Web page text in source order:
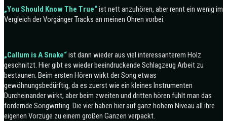
„You Should Know The True“ist nett anzuhören, aber rennt ein wenig im
Vergleich der Vorgänger Tracks an meinen Ohren vorbei.
„Callum is A Snake“ist dann wieder aus viel interessanterem Holz
geschnitzt. Hier gibt es wieder beeindruckende Schlagzeug Arbeit zu
bestaunen. Beim ersten Hören wirkt der Song etwas
gewöhnungsbedürftig, da es zuerst wie ein kleines Instrumenten
Durcheinander wirkt, aber beim zweiten und dritten hören fühlt man das
fordernde Songwriting. Die vier haben hier auf ganz hohem Niveau all ihre
eigenen Vorzüge zu einem großen Ganzen verpackt.